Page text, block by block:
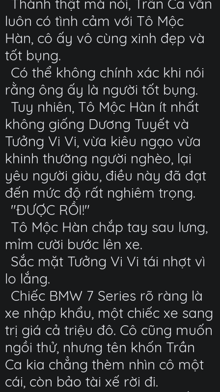
Thành thật mà nói, Trần Ca vẫn
luôn có tình cảm với Tô Mộc
Hàn, cô ấy vô cùng xinh đẹp và
tốt bụng.
Có thể không chính xác khi nói
rằng ông ấy là người tốt bụng.
Tuy nhiên, Tô Mộc Hàn ít nhất
không giống Dương Tuyết và
Tưởng Vi Vi, vừa kiêu ngạo vừa
khinh thường người nghèo, lại
yêu người giàu, điều này đã đạt
đến mức độ rất nghiêm trọng.
"ĐƯỢC RỒI!"
Tô Mộc Hàn chắp tay sau lưng,
mỉm cười bước lên xe.
Sắc mặt Tưởng Vi Vi tái nhợt vì
lo lắng.
Chiếc BMW 7 Series rõ ràng là
xe nhập khẩu, một chiếc xe sang
trị giá cả triệu đô. Cô cũng muốn
ngồi thử, nhưng tên khốn Trần
Ca kia chẳng thèm nhìn cô một
cái, còn bảo tài xế rời đi.